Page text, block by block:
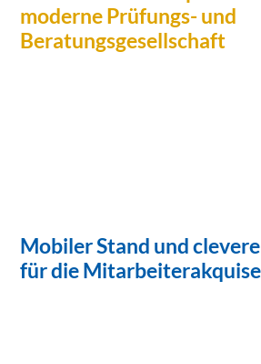
moderne Prüfungs- und
Beratungsgesellschaft
Mobiler Stand und
für die Mitarbeiterakquise